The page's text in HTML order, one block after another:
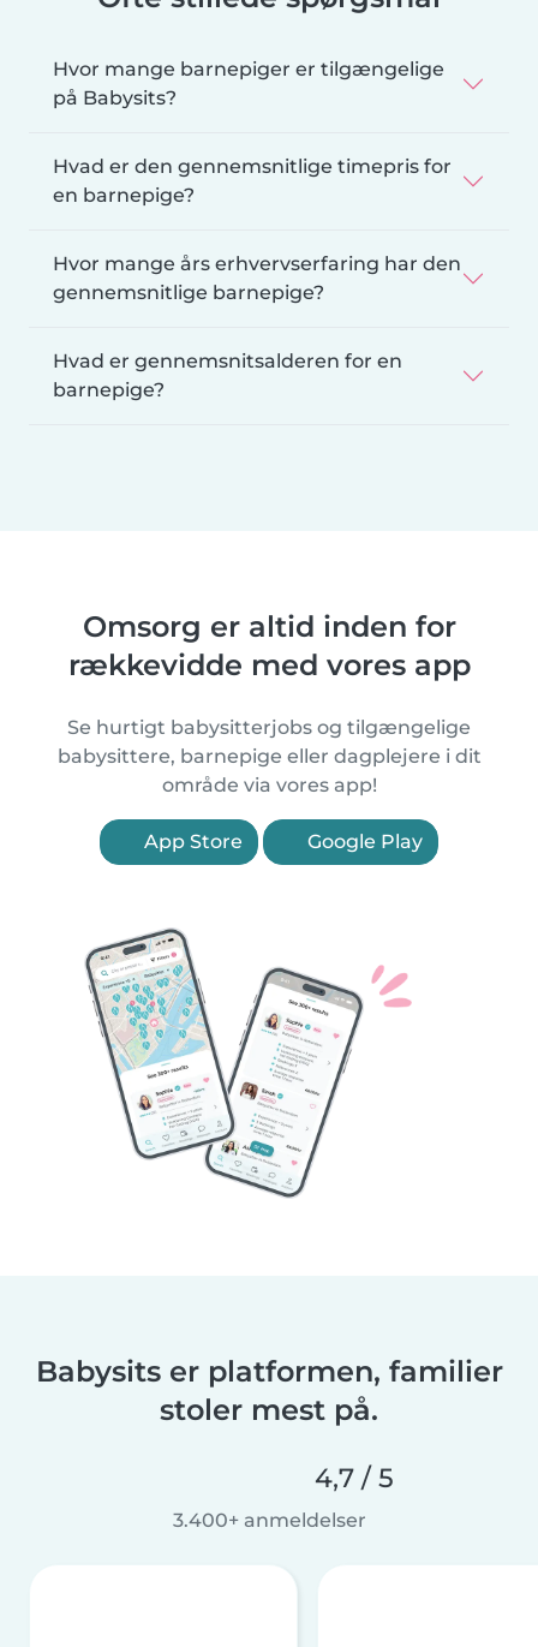
Hvor mange barnepiger er tilgængelige
på Babysits?
Hvad er den gennemsnitlige timepris for
en barnepige?
Hvor mange års erhvervserfaring har den
gennemsnitlige barnepige?
Hvad er gennemsnitsalderen for en
barnepige?
Omsorg er altid inden for
rækkevidde med vores app
Se hurtigt babysitterjobs og tilgængelige
babysittere, barnepige eller dagplejere i dit
område via vores app!
App Store Google Play
Babysits er platformen, familier
stoler mest på.
4,7 / 5
3.400+ anmeldelser